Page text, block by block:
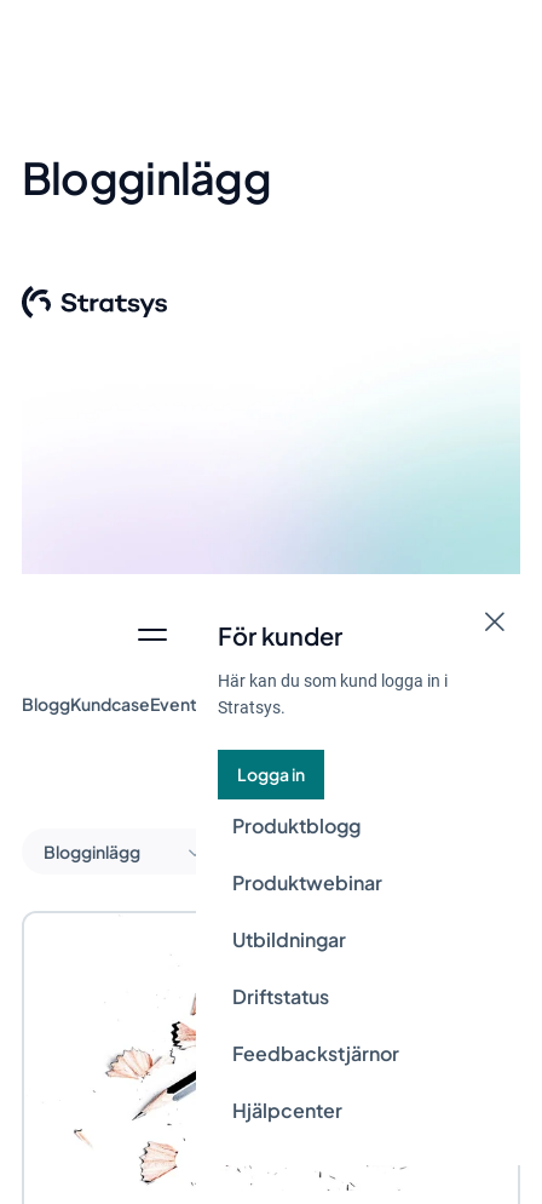
För kunder
Här kan du som kund logga in i
Stratsys.
Logga in
Produktblogg
Produktwebinar
Utbildningar
Driftstatus
Feedbackstjärnor
Hjälpcenter
Blogginlägg
BloggKundcaseEvent & Webinar
Blogginlägg